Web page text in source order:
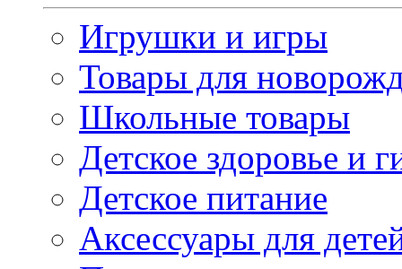
Игрушки и игры
Товары для
Школьные товары
Детское здоровье и
Детское питание
Аксессуары для